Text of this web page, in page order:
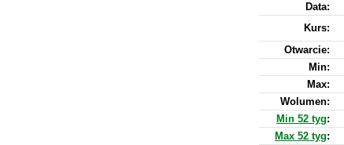
Data:
Kurs:
Otwarcie:
Min:
Max:
Wolumen:
Min 52 tyg:
Max 52 tyg: